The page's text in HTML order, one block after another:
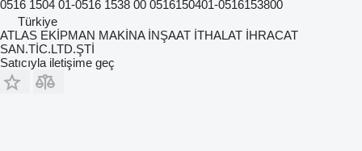
0516 1504 01-0516 1538 00 0516150401-0516153800
Türkiye
ATLAS EKİPMAN MAKİNA İNŞAAT İTHALAT İHRACAT
SAN.TİC.LTD.ŞTİ
Satıcıyla iletişime geç